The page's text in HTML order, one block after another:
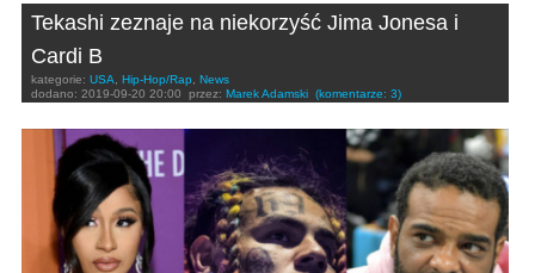
Tekashi zeznaje na niekorzyść Jima Jonesa i
Cardi B
kategorie: USA, Hip-Hop/Rap, News
dodano: 2019-09-20 20:00 przez: Marek Adamski (komentarze: 3)